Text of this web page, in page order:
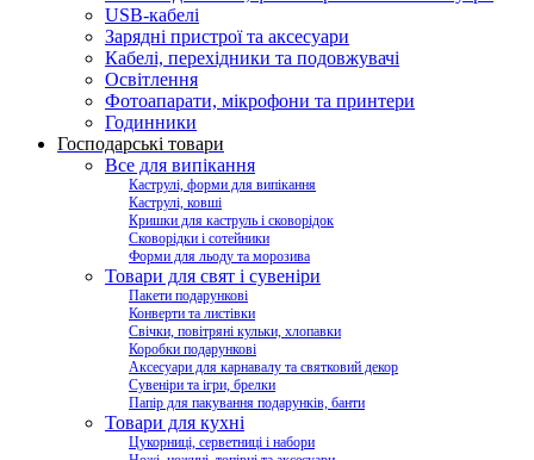
USB-кабелі
Зарядні пристрої та аксесуари
Кабелі, перехідники та подовжувачі
Освітлення
Фотоапарати, мікрофони та принтери
Годинники
Господарські товари
Все для випікання
Каструлі, форми для випікання
Каструлі, ковші
Кришки для каструль і сковорідок
Сковорідки і сотейники
Форми для льоду та морозива
Товари для свят і сувеніри
Пакети подарункові
Конверти та листівки
Свічки, повітряні кульки, хлопавки
Коробки подарункові
Аксесуари для карнавалу та святковий декор
Сувеніри та ігри, брелки
Папір для пакування подарунків, банти
Товари для кухні
Цукорниці, серветниці і набори